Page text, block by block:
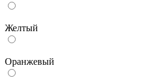
Желтый
Оранжевый